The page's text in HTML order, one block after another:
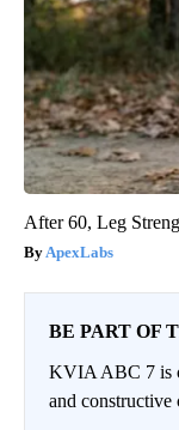
After 60, Leg
ApexLabs
BE PART OF
KVIA ABC 7 is
and constructive